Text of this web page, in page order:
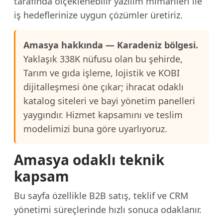
iş hedeflerinize uygun çözümler üretiriz.
Amasya hakkında — Karadeniz bölgesi.
Yaklaşık 338K nüfusu olan bu şehirde,
Tarım ve gıda işleme, lojistik ve KOBI
dijitalleşmesi öne çıkar; ihracat odaklı
katalog siteleri ve bayi yönetim panelleri
yaygındır. Hizmet kapsamını ve teslim
modelimizi buna göre uyarlıyoruz.
Amasya odaklı teknik
kapsam
Bu sayfa özellikle B2B satış, teklif ve CRM
yönetimi süreçlerinde hızlı sonuca odaklanır.